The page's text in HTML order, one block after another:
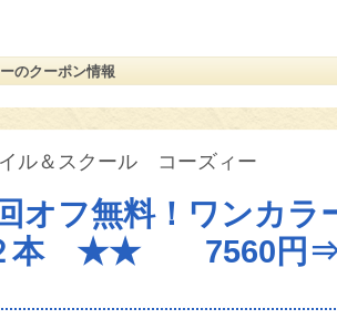
のクーポン情報
ル＆スクール コーズィー
オフ無料！ワンカラ
２本 ★★ 7560円